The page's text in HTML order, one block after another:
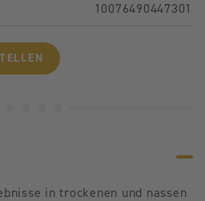
10076490447301
in trockenen und nassen